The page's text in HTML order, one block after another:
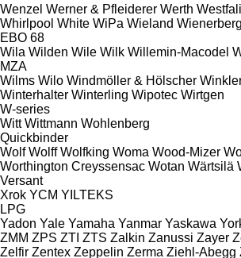
Wenzel Werner & Pfleiderer Werth
Whirlpool White WiPa Wieland
EBO 68
Wila Wilden Wile Wilk Willemin-Macodel
MZA
Wilms Wilo Windmöller & Hölscher
Winterhalter Winterling Wipotec Wirtgen
W-series
Witt Wittmann Wohlenberg
Quickbinder
Wolf Wolff Wolfking Woma Wood-Mizer
Worthington Creyssensac Wotan Wärtsilä
Versant
Xrok YCM YILTEKS
LPG
Yadon Yale Yamaha Yanmar Yaskawa
ZMM ZPS ZTI ZTS Zalkin Zanussi Zayer
Zelfir Zentex Zeppelin Zerma Ziehl-Abegg